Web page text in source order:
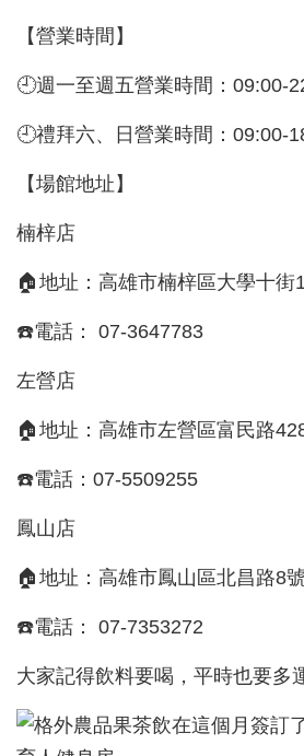
【營業時間】
🕘週一至週五營業時間：09:00-
🕘禮拜六、日營業時間：09:00-
【場館地址】
楠梓店
🏠地址：高雄市楠梓區大學十街
☎️電話： 07-3647783
左營店
🏠地址：高雄市左營區富民路
☎️電話：07-5509255
鳳山店
🏠地址：高雄市鳳山區北昌路8號
☎️電話： 07-7353272
大家記得飲料要喝，平時也要多